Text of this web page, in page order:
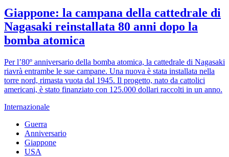
Giappone: la campana della cattedrale di
Nagasaki reinstallata 80 anni dopo la
bomba atomica
Per l’80º anniversario della bomba atomica, la cattedrale di Nagasaki
riavrà entrambe le sue campane. Una nuova è stata installata nella
torre nord, rimasta vuota dal 1945. Il progetto, nato da cattolici
americani, è stato finanziato con 125.000 dollari raccolti in un anno.
Internazionale
Guerra
Anniversario
Giappone
USA